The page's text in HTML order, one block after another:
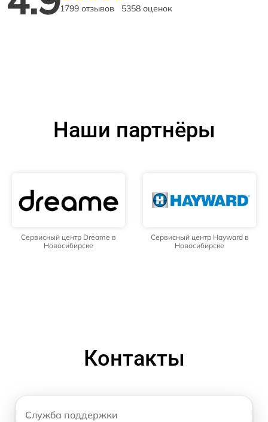
1799 отзывов 5358 оценок
Наши партнёры
Сервисный центр Dreame в
Новосибирске
Сервисный центр Hayward в
Новосибирске
Контакты
Служба поддержки